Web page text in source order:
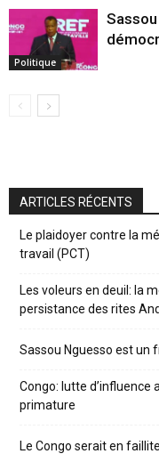
Politique
ARTICLES RÉCENTS
Le plaidoyer contre la
travail (PCT)
Les voleurs en deuil: la
persistance des rites
Sassou Nguesso est un
Congo: lutte d’influence
primature
Le Congo serait en